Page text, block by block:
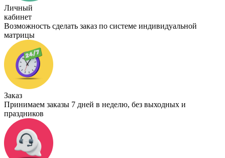
Личный
кабинет
Возможность сделать заказ по системе индивидуальной
матрицы
Заказ
Принимаем заказы 7 дней в неделю, без выходных и
праздников